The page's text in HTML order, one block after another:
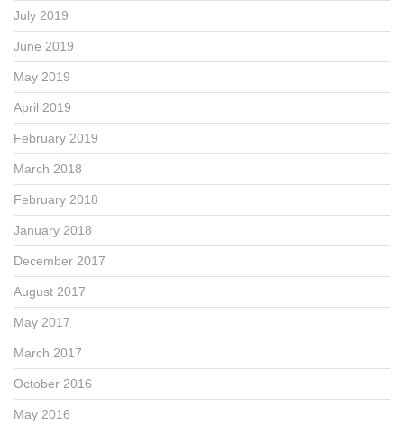
July 2019
June 2019
May 2019
April 2019
February 2019
March 2018
February 2018
January 2018
December 2017
August 2017
May 2017
March 2017
October 2016
May 2016